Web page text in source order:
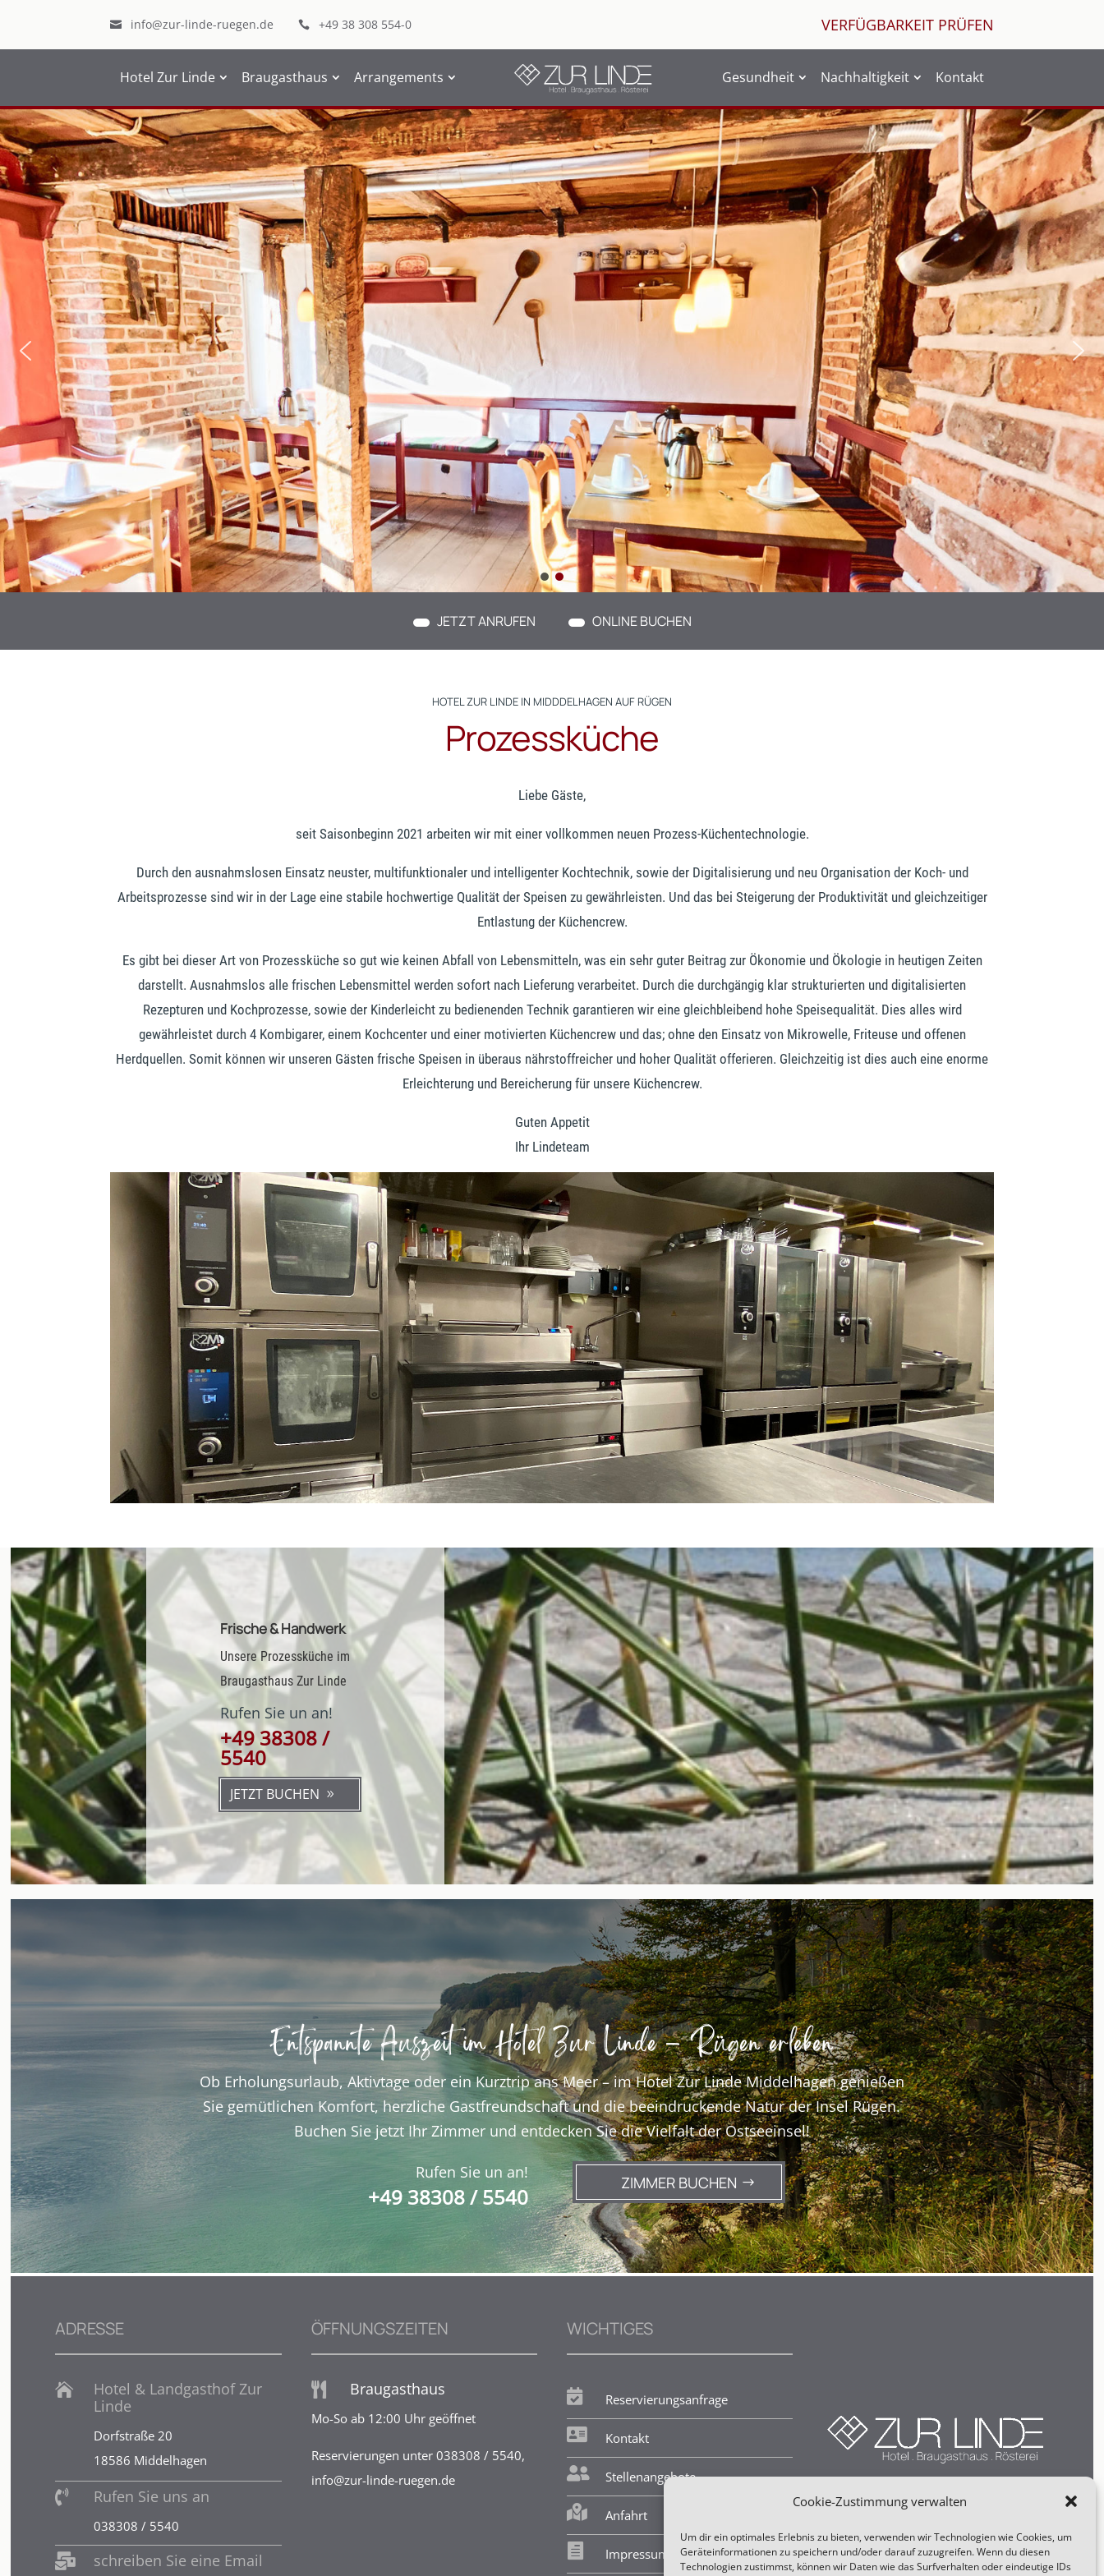
Cookie-Zustimmung verwalten
Um dir ein optimales Erlebnis zu bieten, verwenden wir Technologien wie Cookies, um
Geräteinformationen zu speichern und/oder darauf zuzugreifen. Wenn du diesen
Technologien zustimmst, können wir Daten wie das Surfverhalten oder eindeutige IDs
 info@zur-linde-ruegen.de  +49 38 308 554-0 VERFÜGBARKEIT PRÜFEN
Hotel Zur Linde Braugasthaus Arrangements Gesundheit Nachhaltigkeit Kontakt
JETZT ANRUFEN ONLINE BUCHEN
HOTEL ZUR LINDE IN MIDDDELHAGEN AUF RÜGEN
Prozessküche
Liebe Gäste,
seit Saisonbeginn 2021 arbeiten wir mit einer vollkommen neuen Prozess-Küchentechnologie.
Durch den ausnahmslosen Einsatz neuster, multifunktionaler und intelligenter Kochtechnik, sowie der Digitalisierung und neu Organisation der Koch- und
Arbeitsprozesse sind wir in der Lage eine stabile hochwertige Qualität der Speisen zu gewährleisten. Und das bei Steigerung der Produktivität und gleichzeitiger
Entlastung der Küchencrew.
Es gibt bei dieser Art von Prozessküche so gut wie keinen Abfall von Lebensmitteln, was ein sehr guter Beitrag zur Ökonomie und Ökologie in heutigen Zeiten
darstellt. Ausnahmslos alle frischen Lebensmittel werden sofort nach Lieferung verarbeitet. Durch die durchgängig klar strukturierten und digitalisierten
Rezepturen und Kochprozesse, sowie der Kinderleicht zu bedienenden Technik garantieren wir eine gleichbleibend hohe Speisequalität. Dies alles wird
gewährleistet durch 4 Kombigarer, einem Kochcenter und einer motivierten Küchencrew und das; ohne den Einsatz von Mikrowelle, Friteuse und offenen
Herdquellen. Somit können wir unseren Gästen frische Speisen in überaus nährstoffreicher und hoher Qualität offerieren. Gleichzeitig ist dies auch eine enorme
Erleichterung und Bereicherung für unsere Küchencrew.
Guten Appetit
Ihr Lindeteam
Frische & Handwerk
Unsere Prozessküche im
Braugasthaus Zur Linde
Rufen Sie un an!
+49 38308 /
5540
JETZT BUCHEN
Entspannte Auszeit im Hotel Zur Linde – Rügen erleben
Ob Erholungsurlaub, Aktivtage oder ein Kurztrip ans Meer – im Hotel Zur Linde Middelhagen genießen
Sie gemütlichen Komfort, herzliche Gastfreundschaft und die beeindruckende Natur der Insel Rügen.
Buchen Sie jetzt Ihr Zimmer und entdecken Sie die Vielfalt der Ostseeinsel!
Rufen Sie un an!
+49 38308 / 5540
ZIMMER BUCHEN
ADRESSE

Hotel & Landgasthof Zur
Linde
Dorfstraße 20
18586 Middelhagen
 Rufen Sie uns an
038308 / 5540
 schreiben Sie eine Email
ÖFFNUNGSZEITEN
 Braugasthaus
Mo-So ab 12:00 Uhr geöffnet
Reservierungen unter 038308 / 5540,
info@zur-linde-ruegen.de
WICHTIGES
 Reservierungsanfrage
 Kontakt
 Stellenangebote
 Anfahrt
 Impressum